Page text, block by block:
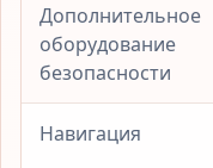
Дополнительное
оборудование
безопасности
Навигация